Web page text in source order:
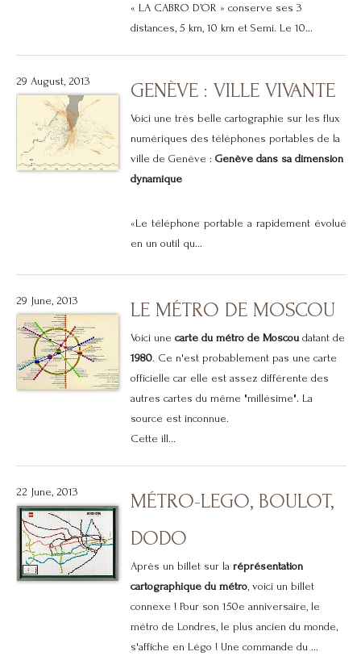
« LA CABRO D’OR » conserve ses 3
distances, 5 km, 10 km et Semi. Le 10...
29 August, 2013 GENÈVE : VILLE VIVANTE
Voici une très belle cartographie sur les flux
numériques des téléphones portables de la
ville de Genève : Genève dans sa dimension
dynamique
«Le téléphone portable a rapidement évolué
en un outil qu...
29 June, 2013 LE MÉTRO DE MOSCOU
Voici une carte du métro de Moscoudatant de
1980. Ce n'est probablement pas une carte
officielle car elle est assez différente des
autres cartes du même "millésime". La
source est inconnue.
Cette ill...
22 June, 2013
MÉTRO-LEGO, BOULOT,
DODO
Après un billet sur la réprésentation
cartographique du métro, voici un billet
connexe ! Pour son 150e anniversaire, le
métro de Londres, le plus ancien du monde,
s'affiche en Légo ! Une commande du ...